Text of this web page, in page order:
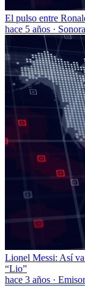
El pulso entre
hace 5 años · Sonora
Lionel Messi: Así
“Lio”
hace 3 años ·